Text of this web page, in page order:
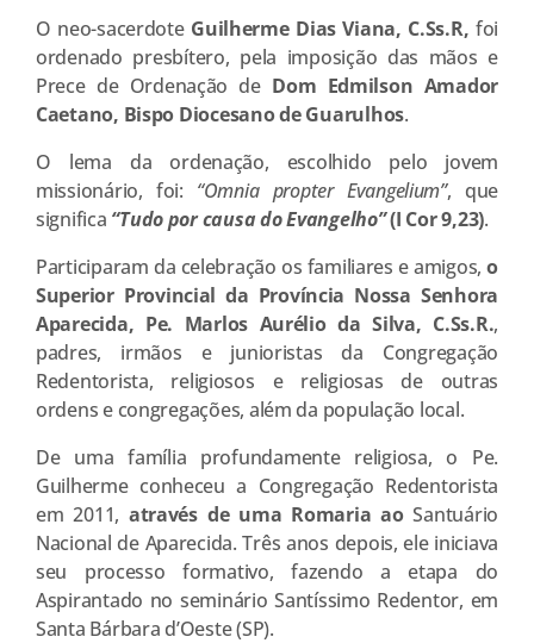
O neo-sacerdoteGuilherme Dias Viana, C.Ss.R, foi
ordenado presbítero, pela imposição das mãos e
Prece de Ordenação de Dom Edmilson Amador
Caetano, Bispo Diocesano de Guarulhos.
O lema da ordenação, escolhido pelo jovem
missionário, foi: “Omnia propter Evangelium”, que
significa “Tudo por causa do Evangelho”(I Cor 9,23).
Participaram da celebração os familiares e amigos,o
Superior Provincial da Província Nossa Senhora
Aparecida, Pe. Marlos Aurélio da Silva, C.Ss.R.,
padres, irmãos e junioristas da Congregação
Redentorista, religiosos e religiosas de outras
ordens e congregações, além da população local.
De uma família profundamente religiosa, o Pe.
Guilherme conheceu a Congregação Redentorista
em 2011, através de uma Romaria aoSantuário
Nacional de Aparecida. Três anos depois, ele iniciava
seu processo formativo, fazendo a etapa do
Aspirantado no seminário Santíssimo Redentor, em
Santa Bárbara d’Oeste (SP).